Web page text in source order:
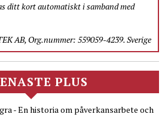
ditt kort automatiskt i samband med
AB, Org.nummer: 559059-4239. Sverige
PLUS
- En historia om påverkansarbete och